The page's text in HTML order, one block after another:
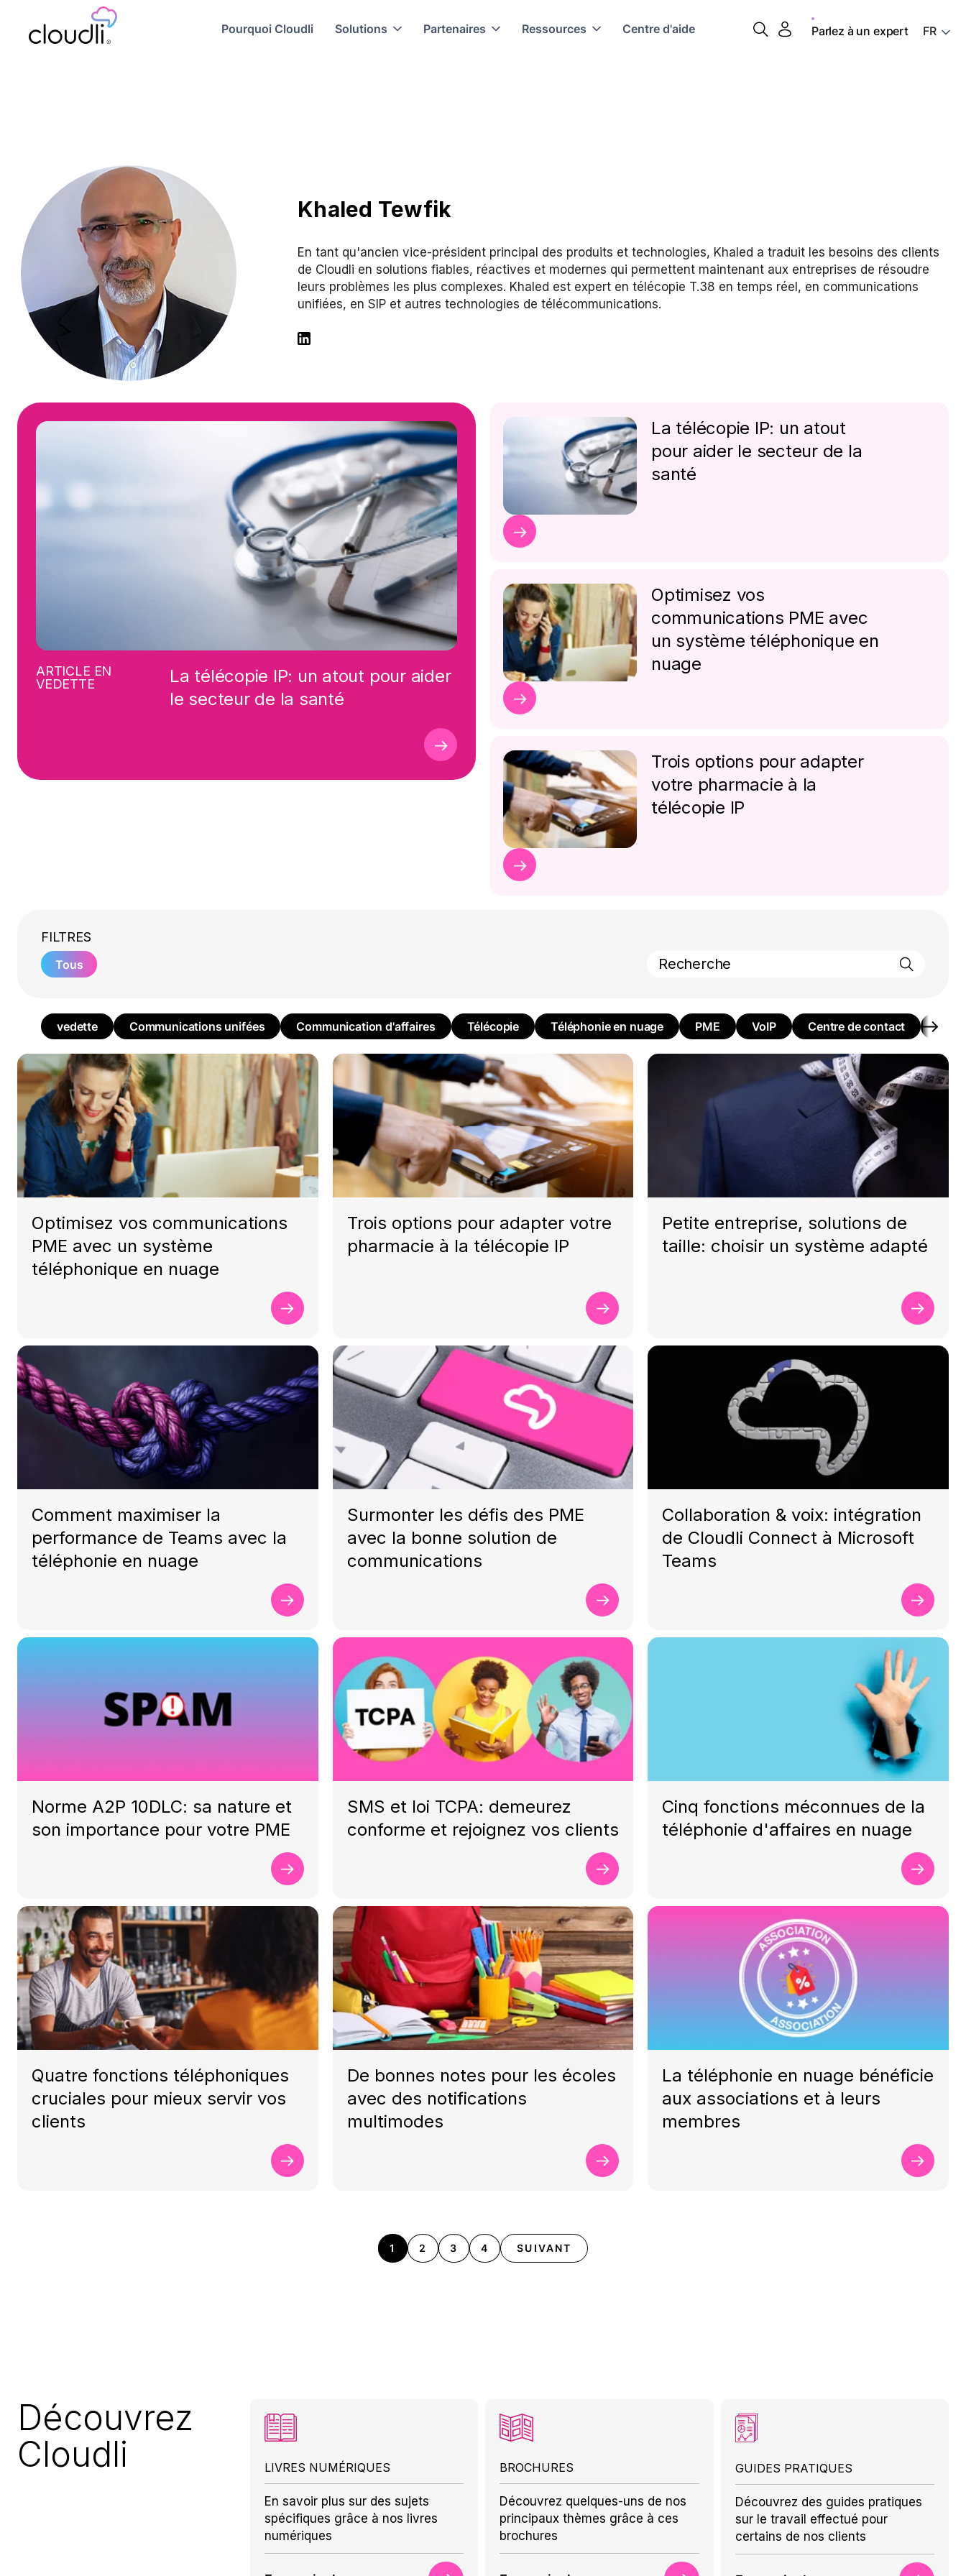
Pourquoi Cloudli Solutions Partenaires Ressources Centre d'aide Parlez à un expert
Khaled Tewfik
En tant qu'ancien vice-président principal des produits et technologies, Khaled a traduit les besoins des clients
de Cloudli en solutions fiables, réactives et modernes qui permettent maintenant aux entreprises de résoudre
leurs problèmes les plus complexes. Khaled est expert en télécopie T.38 en temps réel, en communications
unifiées, en SIP et autres technologies de télécommunications.
ARTICLE EN
VEDETTE
La télécopie IP: un atout pour aider
le secteur de la santé
La télécopie IP: un atout
pour aider le secteur de la
santé
Optimisez vos
communications PME avec
un système téléphonique en
nuage
Trois options pour adapter
votre pharmacie à la
télécopie IP
FILTRES
Tous
vedette Communications unifées Communication d'affaires Télécopie Téléphonie en nuage PME VoIP Centre de contact
Optimisez vos communications
PME avec un système
téléphonique en nuage
Trois options pour adapter votre
pharmacie à la télécopie IP
Petite entreprise, solutions de
taille: choisir un système adapté
Comment maximiser la
performance de Teams avec la
téléphonie en nuage
Surmonter les défis des PME
avec la bonne solution de
communications
Collaboration & voix: intégration
de Cloudli Connect à Microsoft
Teams
Norme A2P 10DLC: sa nature et
son importance pour votre PME
SMS et loi TCPA: demeurez
conforme et rejoignez vos clients
Cinq fonctions méconnues de la
téléphonie d'affaires en nuage
Quatre fonctions téléphoniques
cruciales pour mieux servir vos
clients
De bonnes notes pour les écoles
avec des notifications
multimodes
La téléphonie en nuage bénéficie
aux associations et à leurs
membres
1 2 3 4 SUIVANT
Découvrez
Cloudli
LIVRES NUMÉRIQUES
En savoir plus sur des sujets
spécifiques grâce à nos livres
numériques
BROCHURES
Découvrez quelques-uns de nos
principaux thèmes grâce à ces
brochures
GUIDES PRATIQUES
Découvrez des guides pratiques
sur le travail effectué pour
certains de nos clients